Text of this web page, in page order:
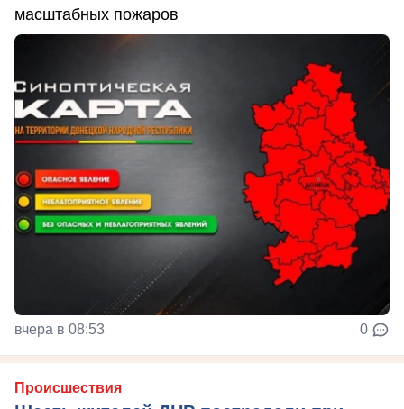
масштабных пожаров
вчера в 08:53 0
Происшествия